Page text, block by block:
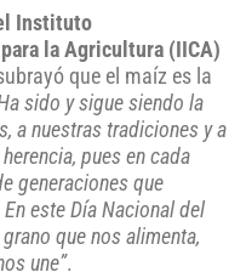
Instituto
la Agricultura (IICA)
que el maíz es la
sido y sigue siendo la
a nuestras tradiciones y a
pues en cada
generaciones que
este Día Nacional del
que nos alimenta,
une”.